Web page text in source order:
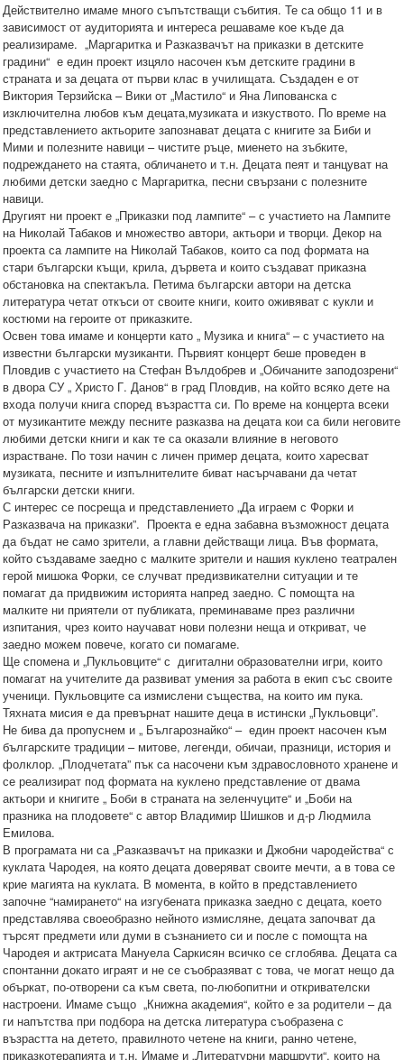
Действително имаме много съпътстващи събития. Те са общо 11 и в
зависимост от аудиторията и интереса решаваме кое къде да
реализираме. „Маргаритка и Разказвачът на приказки в детските
градини“ е един проект изцяло насочен към детските градини в
страната и за децата от първи клас в училищата. Създаден е от
Виктория Терзийска – Вики от „Мастило“ и Яна Липованска с
изключителна любов към децата,музиката и изкуството. По време на
представлението актьорите запознават децата с книгите за Биби и
Мими и полезните навици – чистите ръце, миенето на зъбките,
подреждането на стаята, обличането и т.н. Децата пеят и танцуват на
любими детски заедно с Маргаритка, песни свързани с полезните
навици.
Другият ни проект е „Приказки под лампите“ – с участието на Лампите
на Николай Табаков и множество автори, актьори и творци. Декор на
проекта са лампите на Николай Табаков, които са под формата на
стари български къщи, крила, дървета и които създават приказна
обстановка на спектакъла. Петима български автори на детска
литература четат откъси от своите книги, които оживяват с кукли и
костюми на героите от приказките.
Освен това имаме и концерти като „ Музика и книга“ – с участието на
известни български музиканти. Първият концерт беше проведен в
Пловдив с участието на Стефан Вълдобрев и „Обичаните заподозрени“
в двора СУ „ Христо Г. Данов“ в град Пловдив, на който всяко дете на
входа получи книга според възрастта си. По време на концерта всеки
от музикантите между песните разказва на децата кои са били неговите
любими детски книги и как те са оказали влияние в неговото
израстване. По този начин с личен пример децата, които харесват
музиката, песните и изпълнителите биват насърчавани да четат
български детски книги.
С интерес се посреща и представлението „Да играем с Форки и
Разказвача на приказки”. Проекта е една забавна възможност децата
да бъдат не само зрители, а главни действащи лица. Във формата,
който създаваме заедно с малките зрители и нашия куклено театрален
герой мишока Форки, се случват предизвикателни ситуации и те
помагат да придвижим историята напред заедно. С помощта на
малките ни приятели от публиката, преминаваме през различни
изпитания, чрез които научават нови полезни неща и откриват, че
заедно можем повече, когато си помагаме.
Ще спомена и „Пукльовците“ с дигитални образователни игри, които
помагат на учителите да развиват умения за работа в екип със своите
ученици. Пукльовците са измислени същества, на които им пука.
Тяхната мисия е да превърнат нашите деца в истински „Пукльовци”.
Не бива да пропуснем и „ Българознайко“ – един проект насочен към
българските традиции – митове, легенди, обичаи, празници, история и
фолклор. „Плодчетата” пък са насочени към здравословното хранене и
се реализират под формата на куклено представление от двама
актьори и книгите „ Боби в страната на зеленчуците“ и „Боби на
празника на плодовете“ с автор Владимир Шишков и д-р Людмила
Емилова.
В програмата ни са „Разказвачът на приказки и Джобни чародейства“ с
куклата Чародея, на която децата доверяват своите мечти, а в това се
крие магията на куклата. В момента, в който в представлението
започне “намирането“ на изгубената приказка заедно с децата, което
представлява своеобразно нейното измисляне, децата започват да
търсят предмети или думи в съзнанието си и после с помощта на
Чародея и актрисата Мануела Саркисян всичко се сглобява. Децата са
спонтанни докато играят и не се съобразяват с това, че могат нещо да
объркат, по-отворени са към света, по-любопитни и откривателски
настроени. Имаме също „Книжна академия“, който е за родители – да
ги напътства при подбора на детска литература съобразена с
възрастта на детето, правилното четене на книги, ранно четене,
приказкотерапията и т.н. Имаме и „Литературни маршрути“, които на